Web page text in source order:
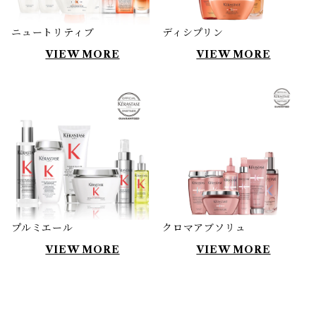
ニュートリティブ
VIEW MORE
ディシプリン
VIEW MORE
プルミエール
VIEW MORE
クロマアブソリュ
VIEW MORE